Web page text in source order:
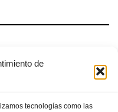
de
tecnologías como las
– Almendralejo,